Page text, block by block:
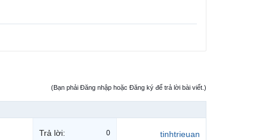
(Bạn phải Đăng nhập hoặc Đăng ký để trả lời bài viết.)
Trả lời:
0
tinhtrieuan